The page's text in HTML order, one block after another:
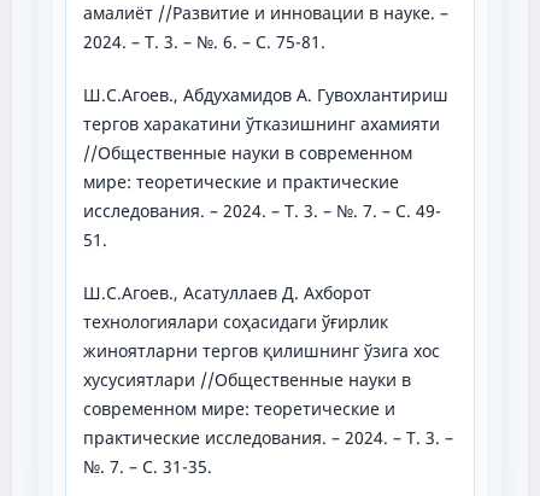
амалиёт //Развитие и инновации в науке. –
2024. – Т. 3. – №. 6. – С. 75-81.
Ш.С.Агоев., Абдухамидов А. Гувохлантириш
тергов харакатини ўтказишнинг ахамияти
//Общественные науки в современном
мире: теоретические и практические
исследования. – 2024. – Т. 3. – №. 7. – С. 49-
51.
Ш.С.Агоев., Асатуллаев Д. Ахборот
технологиялари соҳасидаги ўғирлик
жиноятларни тергов қилишнинг ўзига хос
хусусиятлари //Общественные науки в
современном мире: теоретические и
практические исследования. – 2024. – Т. 3. –
№. 7. – С. 31-35.